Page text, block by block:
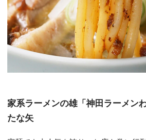
家系ラーメンの雄「神田ラーメン
たな矢